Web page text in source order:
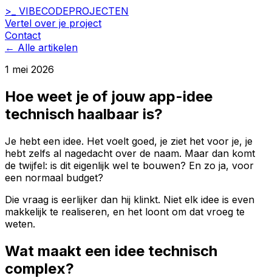
>_ VIBECODEPROJECTEN
Vertel over je project
Contact
← Alle artikelen
1 mei 2026
Hoe weet je of jouw app-idee
technisch haalbaar is?
Je hebt een idee. Het voelt goed, je ziet het voor je, je
hebt zelfs al nagedacht over de naam. Maar dan komt
de twijfel: is dit eigenlijk wel te bouwen? En zo ja, voor
een normaal budget?
Die vraag is eerlijker dan hij klinkt. Niet elk idee is even
makkelijk te realiseren, en het loont om dat vroeg te
weten.
Wat maakt een idee technisch
complex?